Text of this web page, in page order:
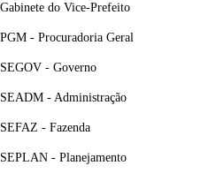
Gabinete do Vice-Prefeito
PGM - Procuradoria Geral
SEGOV - Governo
SEADM - Administração
SEFAZ - Fazenda
SEPLAN - Planejamento